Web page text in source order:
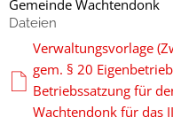
Gemeinde Wachtendonk
Dateien
Verwaltungsvorlage
gem. § 20
Betriebssatzung für
Wachtendonk für das